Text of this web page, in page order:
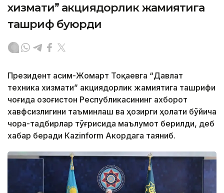
хизмати” акциядорлик жамиятига
ташриф буюрди
Президент Қасим-Жомарт Тоқаевга “Давлат
техника хизмати” акциядорлик жамиятига ташрифи
чоғида Қозоғистон Республикасининг ахборот
хавфсизлигини таъминлаш ва ҳозирги ҳолати бўйича
чора-тадбирлар тўғрисида маълумот берилди, деб
хабар беради Каzinform Акордага таяниб.